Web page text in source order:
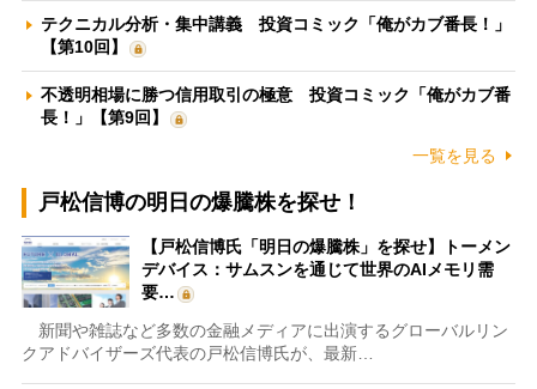
テクニカル分析・集中講義 投資コミック「俺がカブ番長！」
【第10回】
不透明相場に勝つ信用取引の極意 投資コミック「俺がカブ番
長！」【第9回】
一覧を見る
戸松信博の明日の爆騰株を探せ！
【戸松信博氏「明日の爆騰株」を探せ】トーメン
デバイス：サムスンを通じて世界のAIメモリ需
要…
新聞や雑誌など多数の金融メディアに出演するグローバルリン
クアドバイザーズ代表の戸松信博氏が、最新…